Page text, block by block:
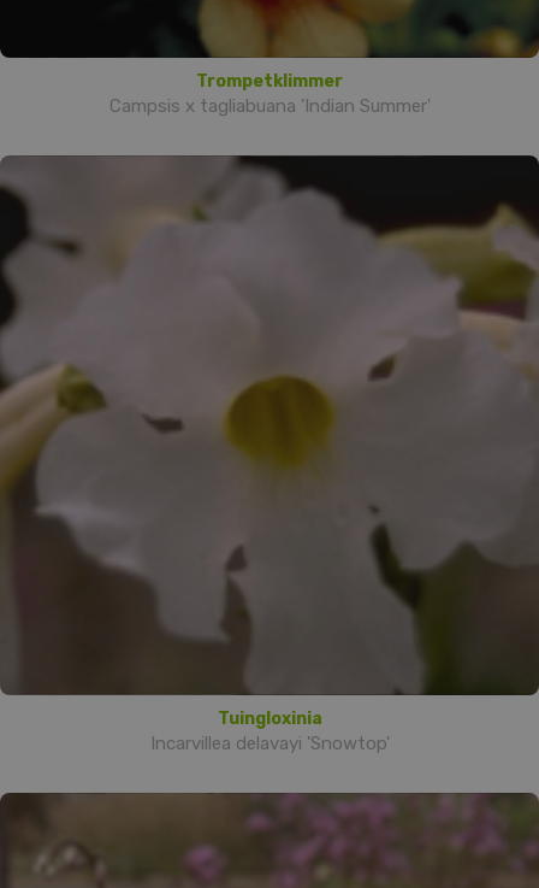
Trompetklimmer
Campsis x tagliabuana 'Indian Summer'
Tuingloxinia
Incarvillea delavayi 'Snowtop'